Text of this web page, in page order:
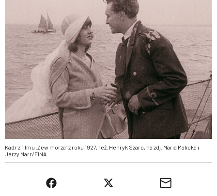
Kadr z filmu „Zew morza” z roku 1927, reż. Henryk Szaro, na zdj. Maria Malicka i
Jerzy Marr/FINA